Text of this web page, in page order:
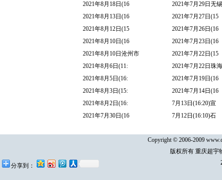
2021年8月18日(16
2021年8月13日(16
2021年8月12日(15
2021年8月10日(16
2021年8月10日沧州市
2021年8月6日(11:
2021年8月5日(16:
2021年8月3日(15:
2021年8月2日(16:
2021年7月30日(16
2021年7月29日无
2021年7月27日(15
2021年7月26日(16
2021年7月23日(16
2021年7月22日(15
2021年7月22日珠
2021年7月19日(16
2021年7月14日(16
7月13日(16:20)宣
7月12日(16:10)石
Copyright © 2006-2009
版权所有 重庆超宇
分享到：